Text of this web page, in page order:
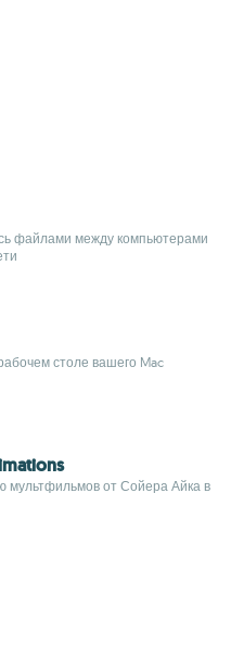
файлами между компьютерами
столе вашего Mac
мультфильмов от Сойера Айка в